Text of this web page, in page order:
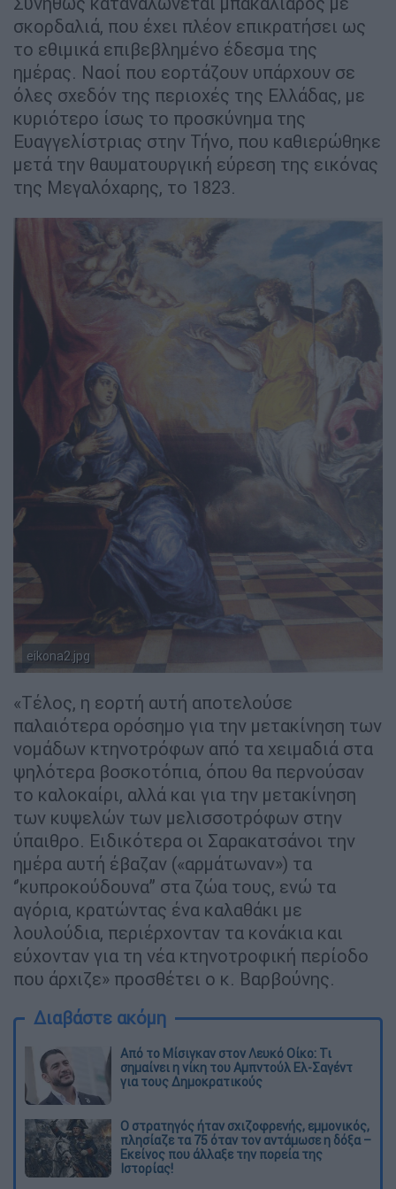
σκορδαλιά, που έχει πλέον επικρατήσει ως
το εθιμικά επιβεβλημένο έδεσμα της
ημέρας. Ναοί που εορτάζουν υπάρχουν σε
όλες σχεδόν της περιοχές της Ελλάδας, με
κυριότερο ίσως το προσκύνημα της
Ευαγγελίστριας στην Τήνο, που καθιερώθηκε
μετά την θαυματουργική εύρεση της εικόνας
της Μεγαλόχαρης, το 1823.
eikona2.jpg
«Τέλος, η εορτή αυτή αποτελούσε
παλαιότερα ορόσημο για την μετακίνηση των
νομάδων κτηνοτρόφων από τα χειμαδιά στα
ψηλότερα βοσκοτόπια, όπου θα περνούσαν
το καλοκαίρι, αλλά και για την μετακίνηση
των κυψελών των μελισσοτρόφων στην
ύπαιθρο. Ειδικότερα οι Σαρακατσάνοι την
ημέρα αυτή έβαζαν («αρμάτωναν») τα
‘’κυπροκούδουνα’’ στα ζώα τους, ενώ τα
αγόρια, κρατώντας ένα καλαθάκι με
λουλούδια, περιέρχονταν τα κονάκια και
εύχονταν για τη νέα κτηνοτροφική περίοδο
που άρχιζε» προσθέτει ο κ. Βαρβούνης.
Διαβάστε ακόμη
Από το Μίσιγκαν στον Λευκό Οίκο: Τι
σημαίνει η νίκη του Αμπντούλ Ελ-Σαγέντ
για τους Δημοκρατικούς
O στρατηγός ήταν σχιζοφρενής, εμμονικός,
πλησίαζε τα 75 όταν τον αντάμωσε η δόξα –
Εκείνος που άλλαξε την πορεία της
Ιστορίας!